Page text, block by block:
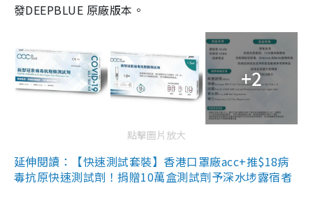
發DEEPBLUE 原廠版本。
+2
點擊圖片放大
延伸閱讀：【快速測試套裝】香港口罩廠acc+推$18病
毒抗原快速測試劑！捐贈10萬盒測試劑予深水埗露宿者